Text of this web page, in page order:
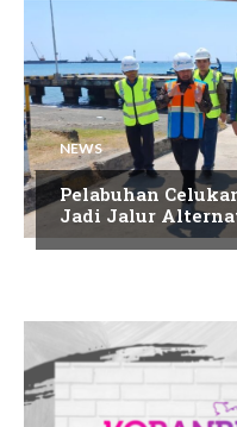
NEWS
Pelabuhan
Jadi Jalur